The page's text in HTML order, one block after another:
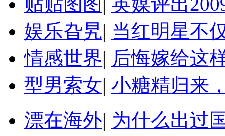
娱乐旮旯| 当红明星不
情感世界| 后悔嫁给这
型男索女| 小糖精归来
漂在海外| 为什么出过